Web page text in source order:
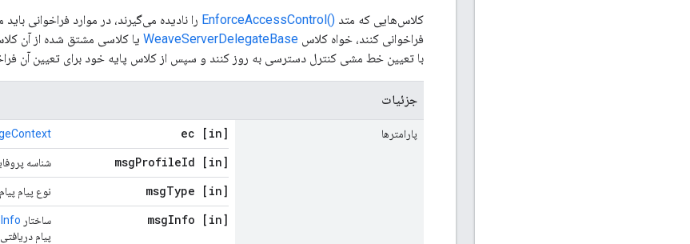
کلاس‌هایی که متد ()EnforceAccessControl
را نادیده می‌گیرند، در موارد فراخوانی
فراخوانی کنند، خواه کلاس WeaveServerDelegateBase یا کلاسی مشتق شده از آن
با تعیین خط مشی کنترل دسترسی به روز کنند و سپس از کلاس پایه خود برای تعیین آن
جزئیات
پارامترها [in] ec
[in] msg
ProfileId شناسه
[in] msg
Type نوع پیام
[in] msg
Info ساختار
پیام دریافتی.